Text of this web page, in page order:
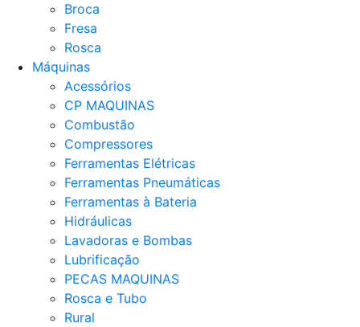
Broca
Fresa
Rosca
Máquinas
Acessórios
CP MAQUINAS
Combustão
Compressores
Ferramentas Elétricas
Ferramentas Pneumáticas
Ferramentas à Bateria
Hidráulicas
Lavadoras e Bombas
Lubrificação
PECAS MAQUINAS
Rosca e Tubo
Rural